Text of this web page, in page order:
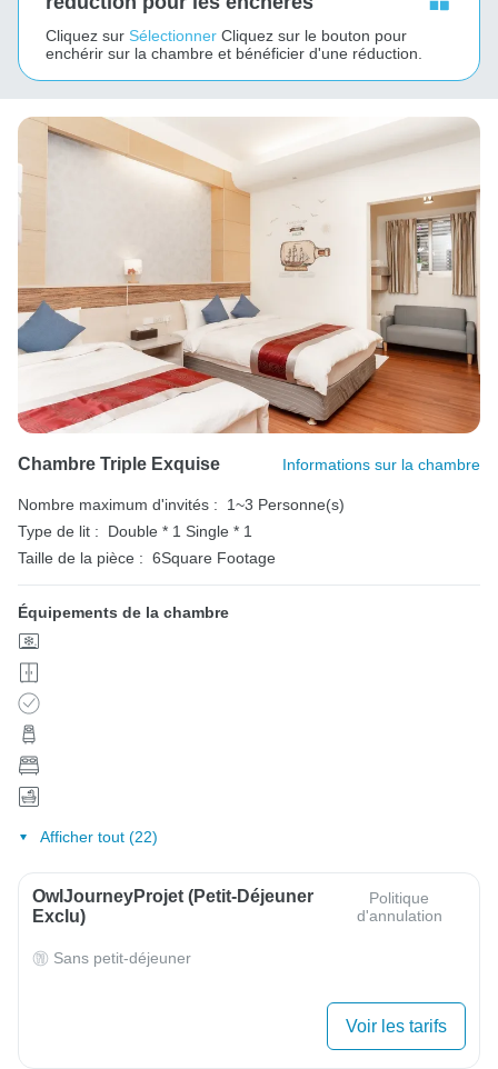
Cliquez sur Sélectionner Cliquez sur le bouton pour
enchérir sur la chambre et bénéficier d'une réduction.
Chambre Triple Exquise Informations sur la chambre
Nombre maximum d'invités :
1~3 Personne(s)
Type de lit :
Double * 1 Single * 1
Taille de la pièce : 6Square Footage
Équipements de la chambre
Afficher tout (22)
OwlJourneyProjet (petit-Déjeuner
Exclu)
Politique
d'annulation
Sans petit-déjeuner
Voir les tarifs